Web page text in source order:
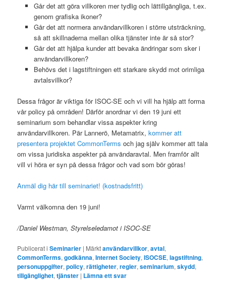
Går det att göra villkoren mer tydlig och lättillgängliga, t.ex.
genom grafiska ikoner?
Går det att normera användarvillkoren i större utsträckning,
så att skillnaderna mellan olika tjänster inte är så stor?
Går det att hjälpa kunder att bevaka ändringar som sker i
användarvillkoren?
Behövs det i lagstiftningen ett starkare skydd mot orimliga
avtalsvillkor?
Dessa frågor är viktiga för ISOC-SE och vi vill ha hjälp att forma
vår policy på områden! Därför anordnar vi den 19 juni ett
seminarium som behandlar vissa aspekter kring
användarvillkoren. Pär Lannerö, Metamatrix,kommer att
presentera projektet CommonTerms och jag själv kommer att tala
om vissa juridiska aspekter på användaravtal. Men framför allt
vill vi höra er syn på dessa frågor och vad som bör göras!
Anmäl dig här till seminariet! (kostnadsfritt)
Varmt välkomna den 19 juni!
/Daniel Westman, Styrelseledamot i ISOC-SE
Publicerat i Seminarier | Märktanvändarvillkor,avtal,
CommonTerms,godkänna,Internet Society,ISOCSE,lagstiftning,
personuppgifter,policy,rättigheter,regler,seminarium,skydd,
tillgänglighet,tjänster | Lämna ett svar